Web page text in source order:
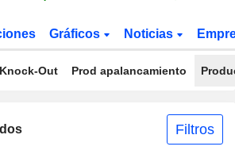
Gráficos Noticias
Knock-Out Prod apalancamiento
Filtros